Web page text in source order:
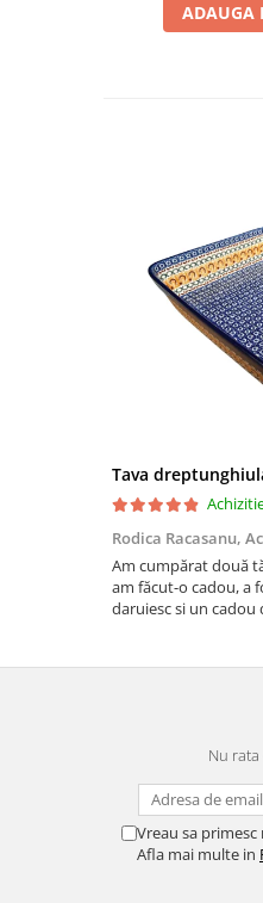
ADAUGA
Rodica Racasanu,
Am cumpărat două
am făcut-o cadou, a
daruiesc si un cadou
Nu
Vreau sa
Afla mai multe in